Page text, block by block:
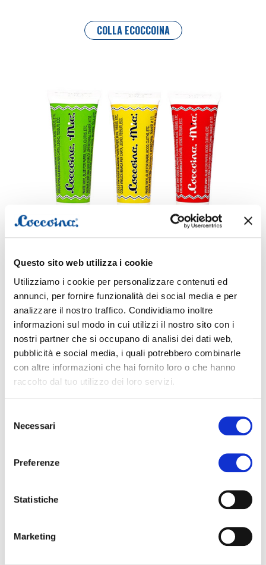
Questo sito web utilizza i cookie
Utilizziamo i cookie per personalizzare contenuti ed
annunci, per fornire funzionalità dei social media e per
analizzare il nostro traffico. Condividiamo inoltre
informazioni sul modo in cui utilizzi il nostro sito con i
nostri partner che si occupano di analisi dei dati web,
pubblicità e social media, i quali potrebbero combinarle
con altre informazioni che hai fornito loro o che hanno
raccolto dal tuo utilizzo dei loro servizi.
delNecessari
Preferenze
Statistiche
Marketing
COLLA ECOCCOINA
COLLA VINILICA BIANCA